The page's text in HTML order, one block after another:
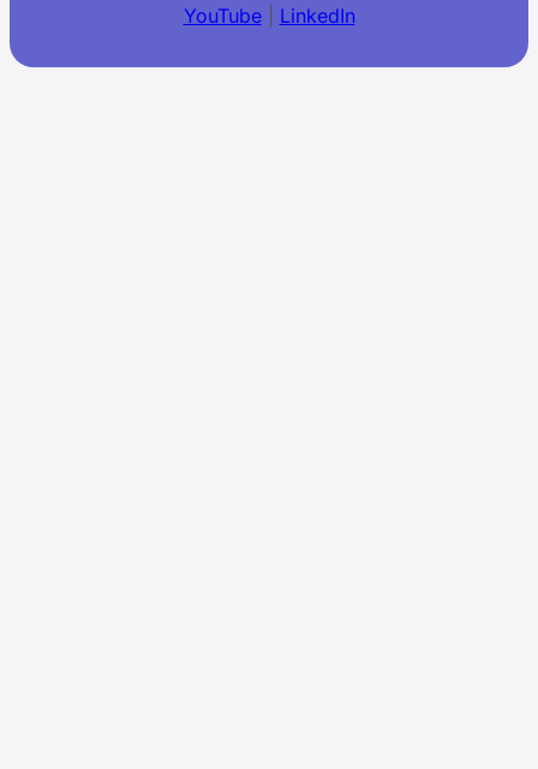
YouTube| LinkedIn